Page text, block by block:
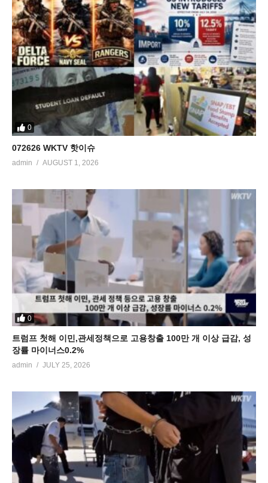
0
072626 WKTV 핫이슈
admin AUGUST 1, 2026
0
트럼프 첫해 이민,관세정책으로 고용창출 100만 개 이상 급감, 성
장률 마이너스0.2%
admin JULY 25, 2026